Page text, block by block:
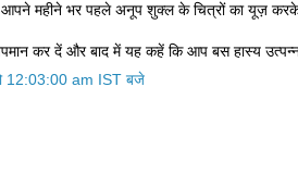
आपने महीने भर पहले अनूप शुक्ल के चित्रों का यूज़
कर दें और बाद में यह कहें कि आप बस हास्य
12:03:00 am IST बजे